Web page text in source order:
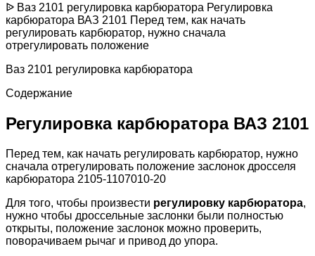
ᐉ Ваз 2101 регулировка карбюратора Регулировка
карбюратора ВАЗ 2101 Перед тем, как начать
регулировать карбюратор, нужно сначала
отрегулировать положение
Ваз 2101 регулировка карбюратора
Содержание
Регулировка карбюратора ВАЗ 2101
Перед тем, как начать регулировать карбюратор, нужно
сначала отрегулировать положение заслонок дросселя
карбюратора 2105-1107010-20
Для того, чтобы произвести регулировку карбюратора,
нужно чтобы дроссельные заслонки были полностью
открыты, положение заслонок можно проверить,
поворачиваем рычаг и привод до упора.